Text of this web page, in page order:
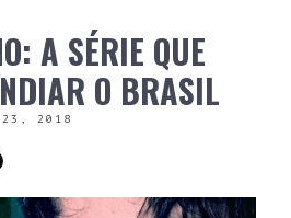
A SÉRIE QUE
O BRASIL
23, 2018